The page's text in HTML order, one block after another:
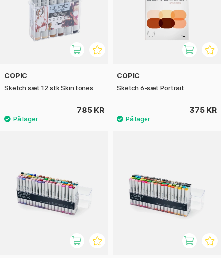
COPIC
Sketch sæt 12 stk Skin tones
785 KR
COPIC
Sketch 6-sæt Portrait
375 KR